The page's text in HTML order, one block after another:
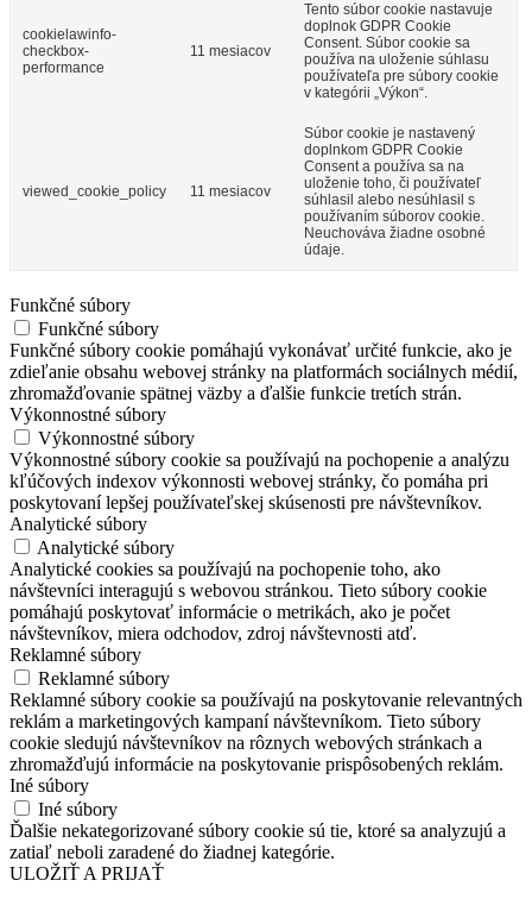
cookielawinfo-
checkbox-
performance
11 mesiacov
Tento súbor cookie nastavuje
doplnok GDPR Cookie
Consent. Súbor cookie sa
používa na uloženie súhlasu
používateľa pre súbory cookie
v kategórii „Výkon“.
viewed_cookie_policy 11 mesiacov
Súbor cookie je nastavený
doplnkom GDPR Cookie
Consent a používa sa na
uloženie toho, či používateľ
súhlasil alebo nesúhlasil s
používaním súborov cookie.
Neuchováva žiadne osobné
údaje.
Funkčné súbory
Funkčné súbory
Funkčné súbory cookie pomáhajú vykonávať určité funkcie, ako je
zdieľanie obsahu webovej stránky na platformách sociálnych médií,
zhromažďovanie spätnej väzby a ďalšie funkcie tretích strán.
Výkonnostné súbory
Výkonnostné súbory
Výkonnostné súbory cookie sa používajú na pochopenie a analýzu
kľúčových indexov výkonnosti webovej stránky, čo pomáha pri
poskytovaní lepšej používateľskej skúsenosti pre návštevníkov.
Analytické súbory
Analytické súbory
Analytické cookies sa používajú na pochopenie toho, ako
návštevníci interagujú s webovou stránkou. Tieto súbory cookie
pomáhajú poskytovať informácie o metrikách, ako je počet
návštevníkov, miera odchodov, zdroj návštevnosti atď.
Reklamné súbory
Reklamné súbory
Reklamné súbory cookie sa používajú na poskytovanie relevantných
reklám a marketingových kampaní návštevníkom. Tieto súbory
cookie sledujú návštevníkov na rôznych webových stránkach a
zhromažďujú informácie na poskytovanie prispôsobených reklám.
Iné súbory
Iné súbory
Ďalšie nekategorizované súbory cookie sú tie, ktoré sa analyzujú a
zatiaľ neboli zaradené do žiadnej kategórie.
ULOŽIŤ A PRIJAŤ